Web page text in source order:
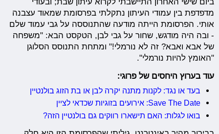
מדפדפת בין עמודי העיתון נתקלתי בפרסומת שמאוד עצבנה
אותי. הפרסומת הייתה מודעה שהתנוססה על גבי עמוד שלם
- ובה היה מודגש, שחור על גבי לבן, הטקסט הבא: "משפחה
של אבא ואבא? זה לא נורמלי!" ומתחת התנוסס הסלוגן
"האומץ להיות נורמלי".
עוד בערוץ היחסים של פרוגי:
בעד או נגד: לקנות מתנה יקרה לבן או בת הזוג בולנטיין
Save The Date: אירועים בזוגיות שכדאי לציין
בואו לגלות: האם תישארו רווקים גם בולנטיין הזה?